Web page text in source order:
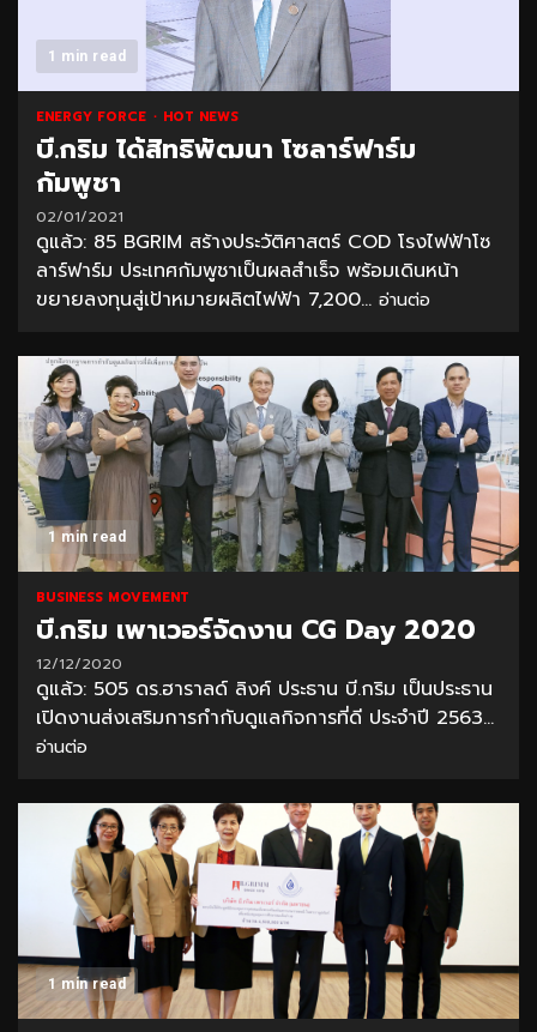
1 min read
ENERGY FORCE HOT NEWS
บี.กริม ได้สิทธิพัฒนา โซลาร์ฟาร์ม
กัมพูชา
02/01/2021
ดูแล้ว: 85 BGRIM สร้างประวัติศาสตร์ COD โรงไฟฟ้าโซ
ลาร์ฟาร์ม ประเทศกัมพูชาเป็นผลสำเร็จ พร้อมเดินหน้า
ขยายลงทุนสู่เป้าหมายผลิตไฟฟ้า 7,200... อ่านต่อ
1 min read
BUSINESS MOVEMENT
บี.กริม เพาเวอร์จัดงาน CG Day 2020
12/12/2020
ดูแล้ว: 505 ดร.ฮาราลด์ ลิงค์ ประธาน บี.กริม เป็นประธาน
เปิดงานส่งเสริมการกำกับดูแลกิจการที่ดี ประจำปี 2563...
อ่านต่อ
1 min read